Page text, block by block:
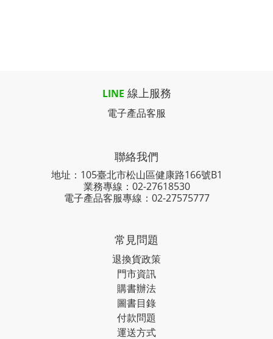
LINE 線上服務
電子產品客服
聯絡我們
地址：105臺北市松山區健康路166號B1
業務專線： 02-27618530
電子產品客服專線：02-27575777
常見問題
退換貨政策
門市資訊
購書辦法
圖書目錄
付款問題
運送方式